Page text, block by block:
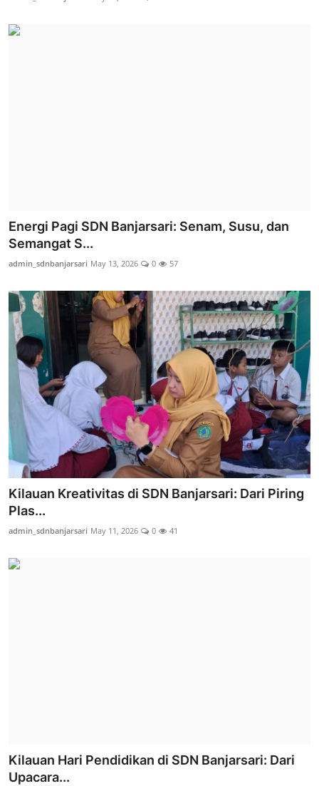
Energi Pagi SDN Banjarsari: Senam, Susu, dan
Semangat S...
admin_sdnbanjarsari May 13, 2026 0 57
Kilauan Kreativitas di SDN Banjarsari: Dari Piring
Plas...
admin_sdnbanjarsari May 11, 2026 0 41
Kilauan Hari Pendidikan di SDN Banjarsari: Dari
Upacara...